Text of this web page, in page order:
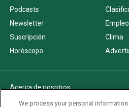
Podcasts
Newsletter
Suscripción
Clima
Horóscopo
Acerca de nosotros
Politica de privacidad
We process your personal information